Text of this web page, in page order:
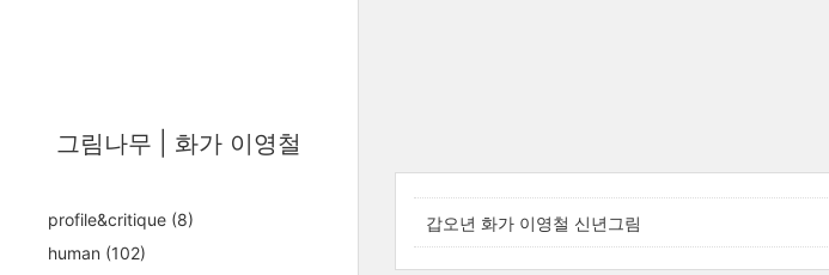
그림나무 | 화가 이영철
profile&critique (8)
human (102)
갑오년 화가 이영철 신년그림